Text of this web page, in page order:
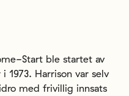
Start ble startet av
1973. Harrison var selv
med frivillig innsats